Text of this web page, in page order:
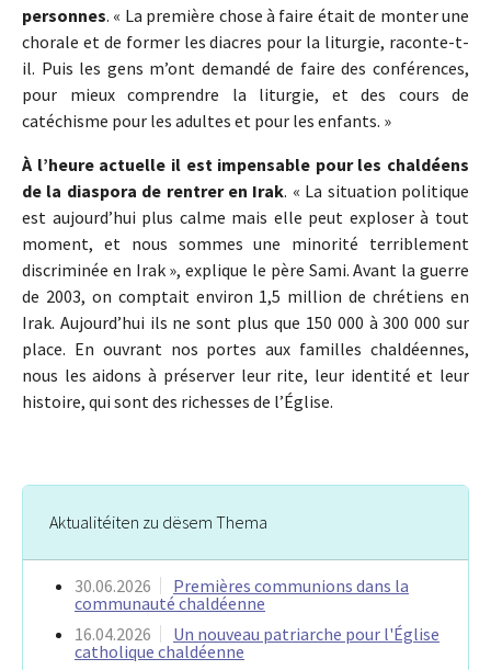
personnes. « La première chose à faire était de monter une
chorale et de former les diacres pour la liturgie, raconte-t-
il. Puis les gens m’ont demandé de faire des conférences,
pour mieux comprendre la liturgie, et des cours de
catéchisme pour les adultes et pour les enfants. »
À l’heure actuelle il est impensable pour les chaldéens
de la diaspora de rentrer en Irak. « La situation politique
est aujourd’hui plus calme mais elle peut exploser à tout
moment, et nous sommes une minorité terriblement
discriminée en Irak », explique le père Sami. Avant la guerre
de 2003, on comptait environ 1,5 million de chrétiens en
Irak. Aujourd’hui ils ne sont plus que 150 000 à 300 000 sur
place. En ouvrant nos portes aux familles chaldéennes,
nous les aidons à préserver leur rite, leur identité et leur
histoire, qui sont des richesses de l’Église.
Aktualitéiten zu dësem Thema
30.06.2026
Premières communions dans la
communauté chaldéenne
16.04.2026
Un nouveau patriarche pour l'Église
catholique chaldéenne